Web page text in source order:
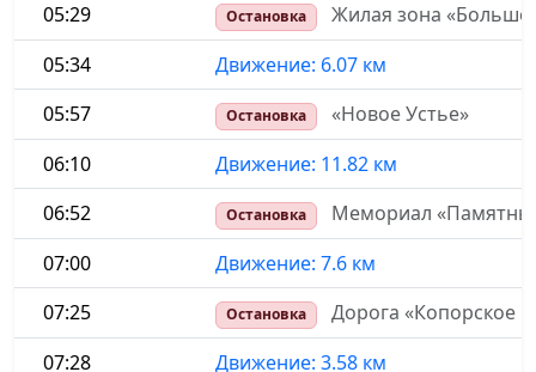
05:29
Остановка
Жилая зона
05:34
Движение: 6.07 км
05:57
Остановка
«Новое Устье»
06:10
Движение: 11.82 км
06:52
Остановка
Мемориал
07:00
Движение: 7.6 км
07:25
Остановка
Дорога «Копорское
07:28
Движение: 3.58 км